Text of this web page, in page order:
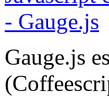
Gauge.js